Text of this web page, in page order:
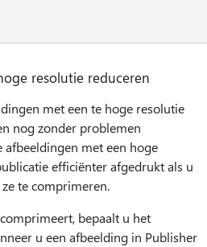
resolutie reduceren
met een te hoge resolutie
nog zonder problemen
met een hoge
efficiënter afgedrukt als u
te comprimeren.
bepaalt u het
u een afbeelding in Publisher